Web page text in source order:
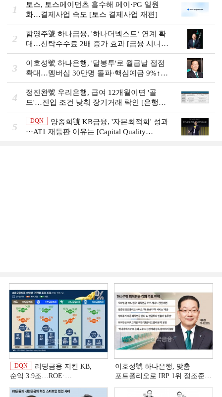
1
토스, 토스페이먼츠 흡수해 페이·PG 일원
화…결제사업 속도 [토스 결제사업 재편]
2
함영주號 하나금융, '하나더넥스트‘ 연계 확
대…신탁수수료 2배 증가 효과 [금융 시니어
비즈니스 돋보기]
3
이호성號 하나은행, '달봉투'로 월급날 접점
확대…멤버십 30만명 돌파·핵심예금 9%↑
[은행권 머니무브 대응 전략]
4
정진완號 우리은행, 급여 12개월이면 '골
드'…진입 조건 낮춰 장기거래 락인 [은행권
머니무브 대응 전략]
5
DQN
양종희號 KB금융, '자본최적화' 성과
···AT1 재등판 이유는 [Capital Quality
DQN
리딩금융 지킨 KB,
순익 3.9조…ROE·
상반기 금융 리그테이블]
이호성號 하나은행, 맞춤
포트폴리오로 IRP 1위 정조준